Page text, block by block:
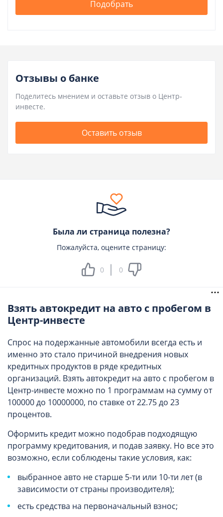
Подобрать
Отзывы о банке
Поделитесь мнением и оставьте отзыв о Центр-
инвесте.
Оставить отзыв
Была ли страница полезна?
Пожалуйста, оцените страницу:
0 0
Взять автокредит на авто с пробегом в
Центр-инвесте
Спрос на подержанные автомобили всегда есть и
именно это стало причиной внедрения новых
кредитных продуктов в ряде кредитных
организаций. Взять автокредит на авто с пробегом в
Центр-инвесте можно по 1 программам на сумму от
100000 до 10000000, по ставке от 22.75 до 23
процентов.
Оформить кредит можно подобрав подходящую
программу кредитования, и подав заявку. Но все это
возможно, если соблюдены такие условия, как:
выбранное авто не старше 5-ти или 10-ти лет (в
зависимости от страны производителя);
есть средства на первоначальный взнос;